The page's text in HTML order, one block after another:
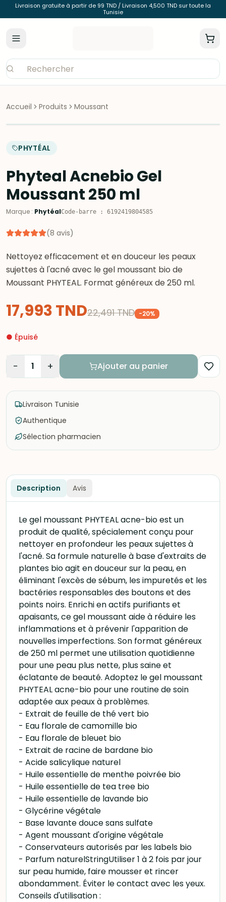
Livraison gratuite à partir de 99 TND / Livraison 4,500 TND sur toute la
Tunisie
Accueil Produits Moussant
PHYTÉAL
Phyteal Acnebio Gel
Moussant 250 ml
Marque : PhytéalCode-barre : 6192419804585
(8 avis)
Nettoyez efficacement et en douceur les peaux
sujettes à l'acné avec le gel moussant bio de
Moussant PHYTEAL. Format généreux de 250 ml.
17,993TND22,491 TND -20%
● Épuisé
− 1 + Ajouter au panier
Livraison Tunisie
Authentique
Sélection pharmacien
Description Avis
Le gel moussant PHYTEAL acne-bio est un
produit de qualité, spécialement conçu pour
nettoyer en profondeur les peaux sujettes à
l'acné. Sa formule naturelle à base d'extraits de
plantes bio agit en douceur sur la peau, en
éliminant l'excès de sébum, les impuretés et les
bactéries responsables des boutons et des
points noirs. Enrichi en actifs purifiants et
apaisants, ce gel moussant aide à réduire les
inflammations et à prévenir l'apparition de
nouvelles imperfections. Son format généreux
de 250 ml permet une utilisation quotidienne
pour une peau plus nette, plus saine et
éclatante de beauté. Adoptez le gel moussant
PHYTEAL acne-bio pour une routine de soin
adaptée aux peaux à problèmes.
- Extrait de feuille de thé vert bio
- Eau florale de camomille bio
- Eau florale de bleuet bio
- Extrait de racine de bardane bio
- Acide salicylique naturel
- Huile essentielle de menthe poivrée bio
- Huile essentielle de tea tree bio
- Huile essentielle de lavande bio
- Glycérine végétale
- Base lavante douce sans sulfate
- Agent moussant d'origine végétale
- Conservateurs autorisés par les labels bio
- Parfum naturelStringUtiliser 1 à 2 fois par jour
sur peau humide, faire mousser et rincer
abondamment. Éviter le contact avec les yeux.
Conseils d'utilisation :